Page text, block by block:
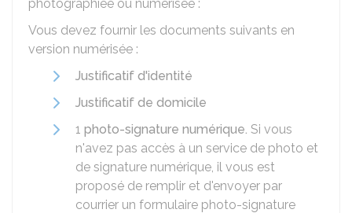
photographiée ou numérisée :
Vous devez fournir les documents suivants en
version numérisée :
Justificatif d'identité
Justificatif de domicile
1 photo-signature numérique. Si vous
n'avez pas accès à un service de photo et
de signature numérique, il vous est
proposé de remplir et d'envoyer par
courrier un formulaire photo-signature